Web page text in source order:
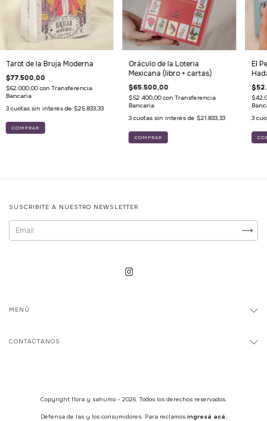
Tarot de la Bruja Moderna
$77.500,00
$62.000,00con Transferencia
Bancaria
3 cuotas sin interés de $25.833,33
Oráculo de la Loteria
Mexicana (libro + cartas)
$65.500,00
$52.400,00con Transferencia
Bancaria
3 cuotas sin interés de $21.833,33
El
3
SUSCRIBITE A NUESTRO NEWSLETTER
MENÚ
CONTACTANOS
Copyright flora y sahumo - 2026. Todos los derechos reservados.
Defensa de las y los consumidores. Para reclamos ingresá acá.